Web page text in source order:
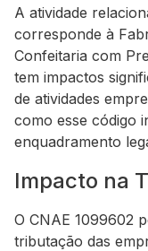
A atividade
corresponde à
Confeitaria com
tem impactos
de atividades
como esse código
enquadramento
Impacto na
O CNAE 1099602
tributação das